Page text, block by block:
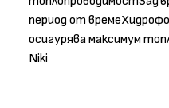
период от
осигурява максимум
Niki